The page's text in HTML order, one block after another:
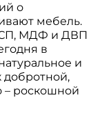
о
мебель.
МДФ и ДВП
в
и
добротной,
– роскошной